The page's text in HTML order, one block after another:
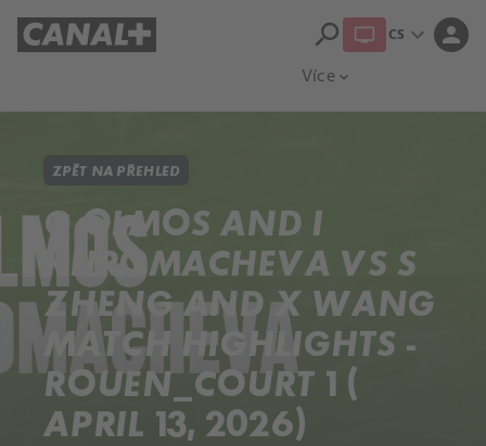
Více expand_more
search CS expand_more person
ZPĚT NA PŘEHLED
G OLMOS AND I
KHROMACHEVA VS S
ZHENG AND X WANG
MATCH HIGHLIGHTS -
ROUEN_COURT 1 (
APRIL 13, 2026)